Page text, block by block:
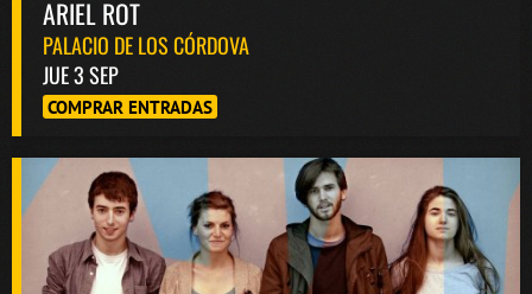
ARIEL ROT
PALACIO DE LOS CÓRDOVA
JUE 3 SEP
COMPRAR ENTRADAS